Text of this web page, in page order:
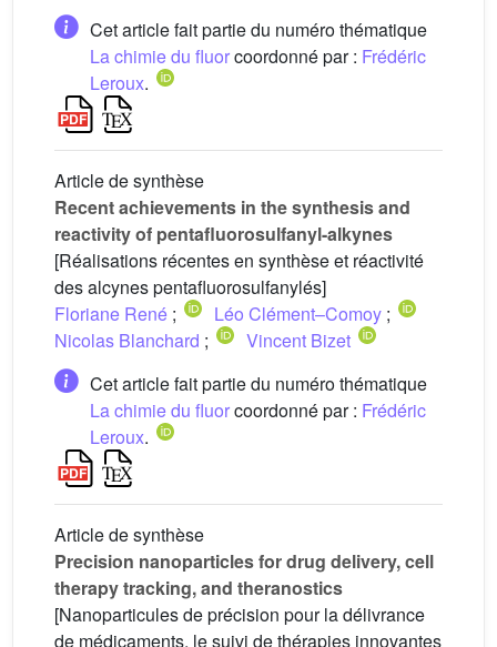
Cet article fait partie du numéro thématique
La chimie du fluorcoordonné par : Frédéric
Leroux.
Article de synthèse
Recent achievements in the synthesis and
reactivity of pentafluorosulfanyl-alkynes
[Réalisations récentes en synthèse et réactivité
des alcynes pentafluorosulfanylés]
Floriane René ; Léo Clément–Comoy ;
Nicolas Blanchard ;
Vincent Bizet
Cet article fait partie du numéro thématique
La chimie du fluorcoordonné par : Frédéric
Leroux.
Article de synthèse
Precision nanoparticles for drug delivery, cell
therapy tracking, and theranostics
[Nanoparticules de précision pour la délivrance
de médicaments, le suivi de thérapies innovantes